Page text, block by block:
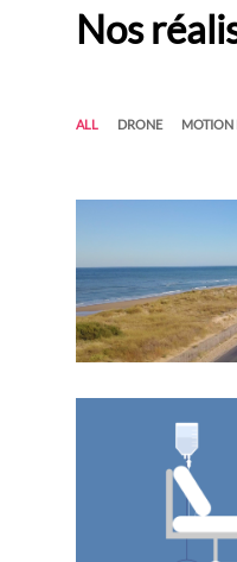
Nos
ALL DRONE MOTION
FSK -